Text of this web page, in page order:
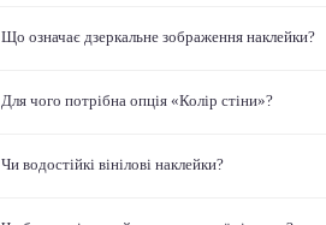
Що означає дзеркальне зображення наклейки?
Для чого потрібна опція «Колір стіни»?
Чи водостійкі вінілові наклейки?